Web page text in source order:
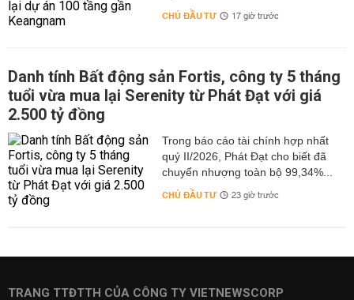
CHỦ ĐẦU TƯ 17 giờ trước
Danh tính Bất động sản Fortis, công ty 5 tháng
tuổi vừa mua lại Serenity từ Phát Đạt với giá
2.500 tỷ đồng
Trong báo cáo tài chính hợp nhất
quý II/2026, Phát Đạt cho biết đã
chuyển nhượng toàn bộ 99,34%...
CHỦ ĐẦU TƯ 23 giờ trước
TRANG TTĐTTH CỦA CÔNG TY VIETNEWSCORP